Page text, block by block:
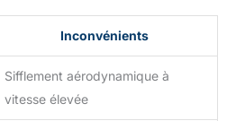
Inconvénients
Sifflement aérodynamique à
vitesse élevée